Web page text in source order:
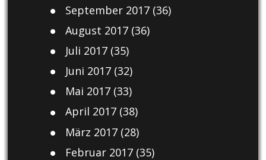
September 2017(36)
August 2017(36)
Juli 2017(35)
Juni 2017(32)
Mai 2017(33)
April 2017(38)
März 2017(28)
Februar 2017(35)